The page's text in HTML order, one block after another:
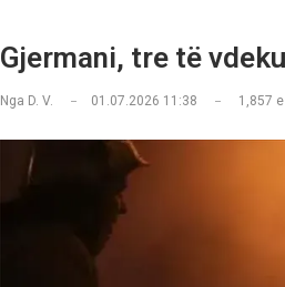
Gjermani, tre të
Nga D. V. 01.07.2026 11:38 1,857